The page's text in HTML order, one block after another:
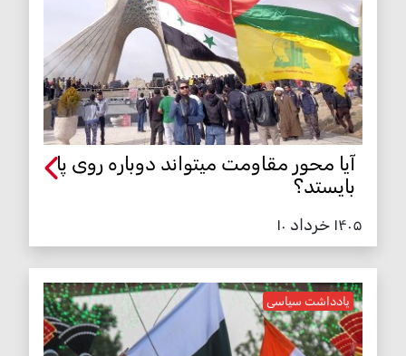
آیا محور مقاومت میتواند دوباره روی پا
بایستد؟
۱۴۰۵ خرداد ۱۰
یادداشت سیاسی